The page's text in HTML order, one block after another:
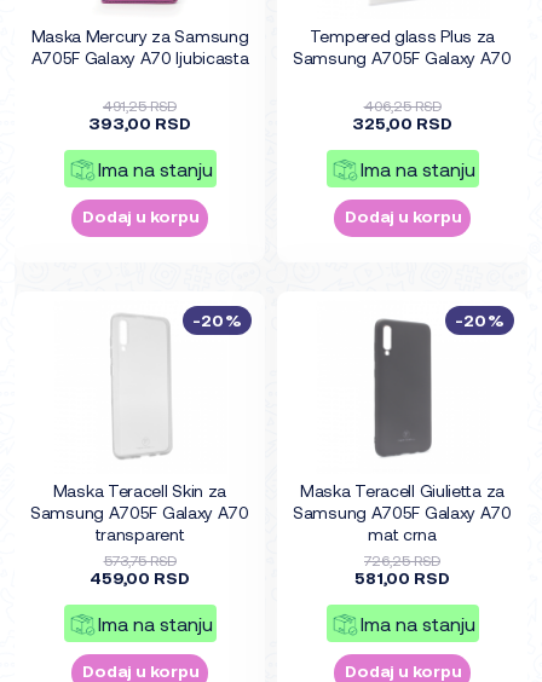
Maska Mercury za Samsung
A705F Galaxy A70 ljubicasta
491,25 RSD
393,00 RSD
Ima na stanju
Dodaj u korpu
Tempered glass Plus za
Samsung A705F Galaxy A70
406,25 RSD
325,00 RSD
Ima na stanju
Dodaj u korpu
Maska Teracell Skin za
Samsung A705F Galaxy A70
transparent
573,75 RSD
459,00 RSD
Ima na stanju
Dodaj u korpu
-20%
Maska Teracell Giulietta za
Samsung A705F Galaxy A70
mat crna
726,25 RSD
581,00 RSD
Ima na stanju
Dodaj u korpu
-20%